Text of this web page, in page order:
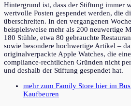
Hintergrund ist, dass der Stiftung immer
wertvolle Posten gespendet werden, die
überschreiten. In den vergangenen
beispielsweise mehr als 200 neuwertige
180 Stühle, etwa 80 gebrauchte
sowie besondere hochwertige Artikel –
originalverpackte Apple Watches, die
compliance-rechtlichen Gründen nicht
und deshalb der Stiftung gespendet hat.
mehr zum Family Store hier im
Kaufbeuren